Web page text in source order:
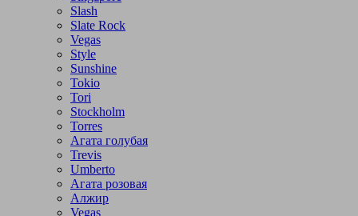
Slash
Slate Rock
Vegas
Style
Sunshine
Tokio
Tori
Stockholm
Torres
Агата голубая
Trevis
Umberto
Агата розовая
Алжир
Vegas